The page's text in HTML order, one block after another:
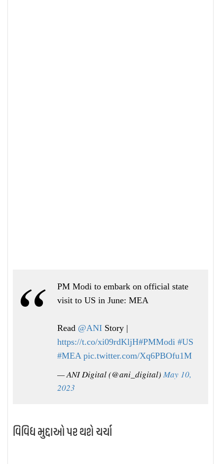
PM Modi to embark on official state
visit to US in June: MEA
Read @ANI Story |
https://t.co/xi09rdKljH#PMModi #US
#MEA pic.twitter.com/Xq6PBOfu1M
— ANI Digital (@ani_digital) May 10,
2023
વિવિધ મુદ્દાઓ પર થશે ચર્ચા